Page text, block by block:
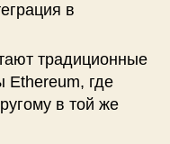
в
традиционные
Ethereum, где
в той же